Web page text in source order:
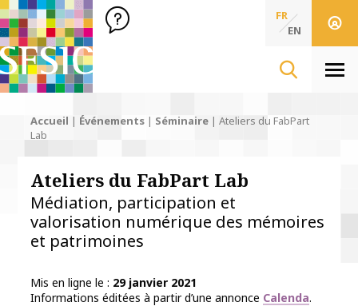
SFSIC Société Française des Sciences de l'Information & de
Société Française des Sciences
de l'Information
FR
EN
Accueil | Événements | Séminaire | Ateliers du FabPart
Lab
Ateliers du FabPart Lab
Médiation, participation et
valorisation numérique des mémoires
et patrimoines
Mis en ligne le
29 janvier 2021
Informations éditées à partir d’une annonce Calenda.